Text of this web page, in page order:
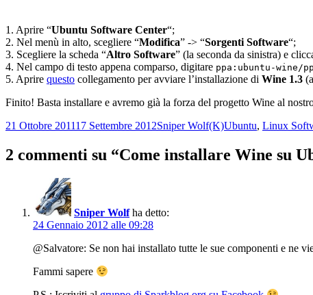
1. Aprire “Ubuntu Software Center“;
2. Nel menù in alto, scegliere “Modifica” -> “Sorgenti Software“;
3. Scegliere la scheda “Altro Software” (la seconda da sinistra) e
4. Nel campo di testo appena comparso, digitare ppa:ubuntu-wine/
5. Aprire questo collegamento per avviare l’installazione di Wine 1.3
Finito! Basta installare e avremo già la forza del progetto Wine al
Scritto
21 Ottobre 201117 Settembre 2012Autore
Sniper WolfCategorie
(K)Ubuntu, Linux
2 commenti su “Come installare Wine su
Sniper Wolf ha detto:
24 Gennaio 2012 alle 09:28
@Salvatore: Se non hai installato tutte le sue componenti e ne
Fammi sapere